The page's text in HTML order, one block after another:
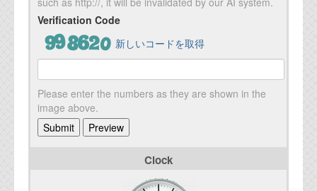
Verification Code
新しいコードを取得
Please enter the numbers as they are shown in the
image above.
Clock